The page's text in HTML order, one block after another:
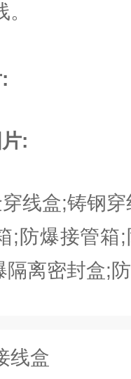
:
线盒;铸钢
;防爆接管箱
隔离密封盒;
线盒